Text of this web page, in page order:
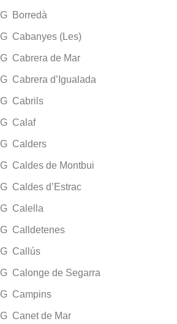
Borredà
Cabanyes (Les)
Cabrera de Mar
Cabrera d’Igualada
Cabrils
Calaf
Calders
Caldes de Montbui
Caldes d’Estrac
Calella
Calldetenes
Callús
Calonge de Segarra
Campins
Canet de Mar